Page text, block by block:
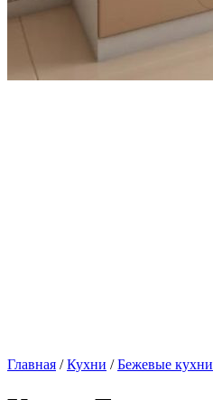
Главная /Кухни /Бежевые кухни